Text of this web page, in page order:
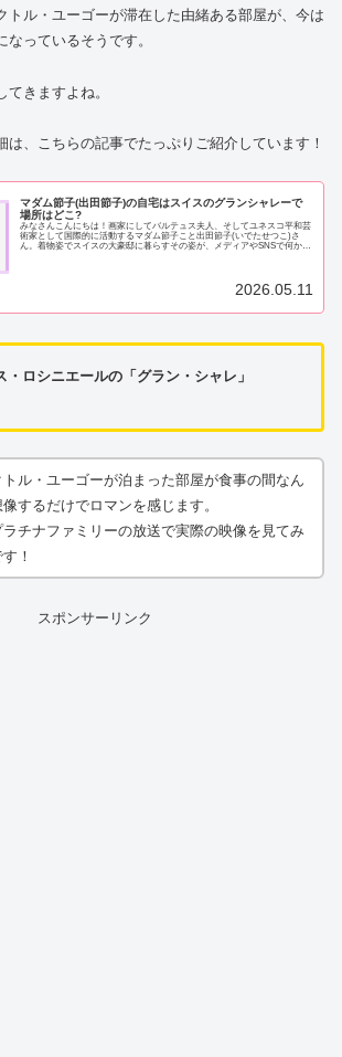
トル・ユーゴーが滞在した由緒ある部屋が、今は
っているそうです。
きますよね。
は、こちらの記事でたっぷりご紹介しています！
マダム節子(出田節子)の自宅はスイスのグランシャレーで
場所はどこ?
みなさんこんにちは！画家にしてバルテュス夫人、そしてユネスコ平和芸
術家として国際的に活動するマダム節子こと出田節子(いでたせつこ)さ
ん。着物姿でスイスの大豪邸に暮らすその姿が、メディアやSNSで何かと
2026.05.11
・ロシニエールの「グラン・シャレ」
トル・ユーゴーが泊まった部屋が食事の間なん
するだけでロマンを感じます。
チナファミリーの放送で実際の映像を見てみ
！
スポンサーリンク